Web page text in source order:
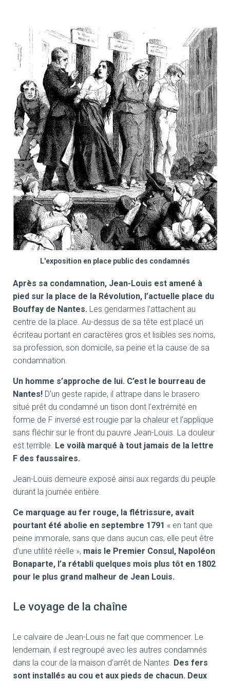
L'exposition en place public des condamnés
Après sa condamnation, Jean-Louis est amené à
pied sur la place de la Révolution, l’actuelle place du
Bouffay de Nantes. Les gendarmes l’attachent au
centre de la place. Au-dessus de sa tête est placé un
écriteau portant en caractères gros et lisibles ses noms,
sa profession, son domicile, sa peine et la cause de sa
condamnation.
Un homme s’approche de lui. C’est le bourreau de
Nantes! D’un geste rapide, il attrape dans le brasero
situé prêt du condamné un tison dont l’extrémité en
forme de F inversé est rougie par la chaleur et l’applique
sans fléchir sur le front du pauvre Jean-Louis. La douleur
est terrible. Le voilà marqué à tout jamais de la lettre
F des faussaires.
Jean-Louis demeure exposé ainsi aux regards du peuple
durant la journée entière.
Ce marquage au fer rouge, la flétrissure, avait
pourtant été abolie en septembre 1791 « en tant que
peine immorale, sans que dans aucun cas, elle peut être
d’une utilité réelle », mais le Premier Consul, Napoléon
Bonaparte, l’a rétabli quelques mois plus tôt en 1802
pour le plus grand malheur de Jean Louis.
Le voyage de la chaîne
Le calvaire de Jean-Louis ne fait que commencer. Le
lendemain, il est regroupé avec les autres condamnés
dans la cour de la maison d’arrêt de Nantes. Des fers
sont installés au cou et aux pieds de chacun. Deux